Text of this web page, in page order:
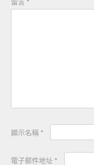
顯示名稱 *
電子郵件地址 *